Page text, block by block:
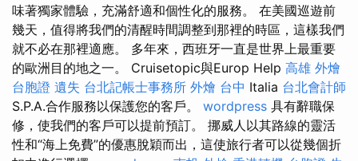
味著獨家體驗，充滿舒適和個性化的服務。 在美國巡遊前
幾天，值得將我們的清醒時間調整到那裡的時區，這樣我們
就不必在那裡適應。 多年來，西班牙一直是世界上最重要
的歐洲目的地之一。 Cruisetopic與Europ Help 高雄 外燴
台胞證 遺失 台北記帳士事務所 外燴 台中 Italia 台北會計師
S.P.A.合作服務以保護您的客戶。 wordpress 具有辭職保
修，使我們的客戶可以提前預訂。 挪威人以其路線的靈活
性和“海上免費”的優惠脫穎而出，這使旅行者可以從幾個折